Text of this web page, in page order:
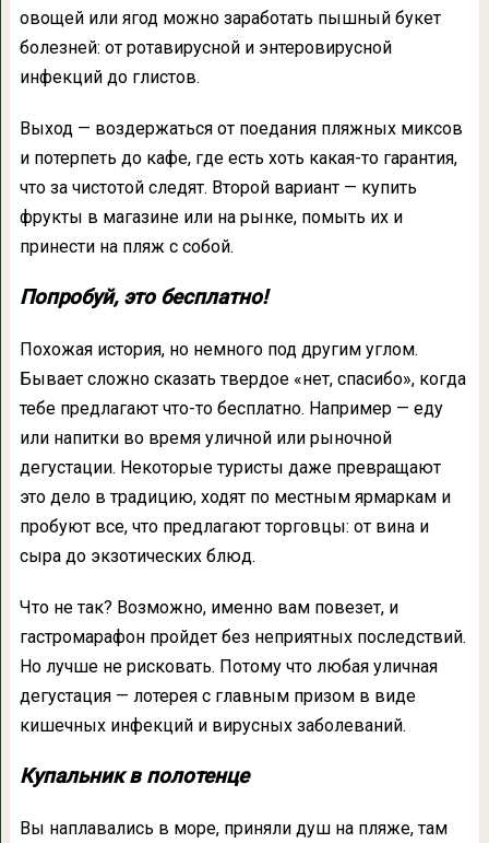
овощей или ягод можно заработать пышный букет
болезней: от ротавирусной и энтеровирусной
инфекций до глистов.
Выход — воздержаться от поедания пляжных миксов
и потерпеть до кафе, где есть хоть какая-то гарантия,
что за чистотой следят. Второй вариант — купить
фрукты в магазине или на рынке, помыть их и
принести на пляж с собой.
Попробуй, это бесплатно!
Похожая история, но немного под другим углом.
Бывает сложно сказать твердое «нет, спасибо», когда
тебе предлагают что-то бесплатно. Например — еду
или напитки во время уличной или рыночной
дегустации. Некоторые туристы даже превращают
это дело в традицию, ходят по местным ярмаркам и
пробуют все, что предлагают торговцы: от вина и
сыра до экзотических блюд.
Что не так? Возможно, именно вам повезет, и
гастромарафон пройдет без неприятных последствий.
Но лучше не рисковать. Потому что любая уличная
дегустация — лотерея с главным призом в виде
кишечных инфекций и вирусных заболеваний.
Купальник в полотенце
Вы наплавались в море, приняли душ на пляже, там